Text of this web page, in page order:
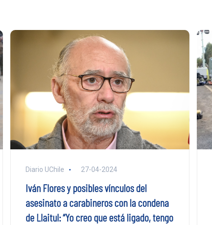
Diario UChile 27-04-2024
Iván Flores y posibles vínculos del
asesinato a carabineros con la condena
de Llaitul: “Yo creo que está ligado, tengo